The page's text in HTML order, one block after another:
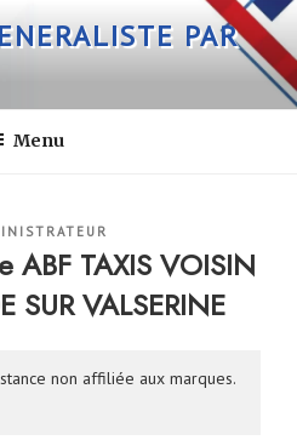
PAR
Menu
TAXIS VOISIN
SUR VALSERINE
non affiliée aux marques.